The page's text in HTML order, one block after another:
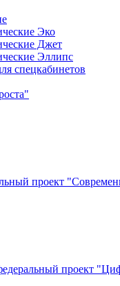
Эко
Джет
Эллипс
спецкабинетов
проект
проект